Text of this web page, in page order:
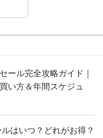
ール完全攻略ガイド｜
い方＆年間スケジュ
はいつ？どれがお得？